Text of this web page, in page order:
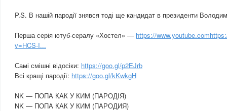
P.S. В нашій пародії знявся тоді ще кандидат в президенти
Перша серія ютуб-сералу «Хостел» — https://
v=HCS-I...
Самі смішні відосіки: https://goo.gl/p2EJrb
Всі кращі пародії: https://goo.gl/kKwkgH
NK — ПОПА КАК У КИМ (ПАРОДІЯ)
NK — ПОПА КАК У КИМ (ПАРОДИЯ)